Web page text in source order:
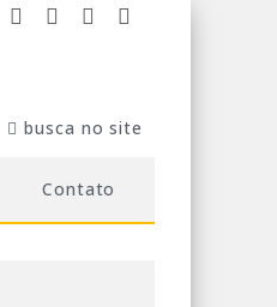
Contato